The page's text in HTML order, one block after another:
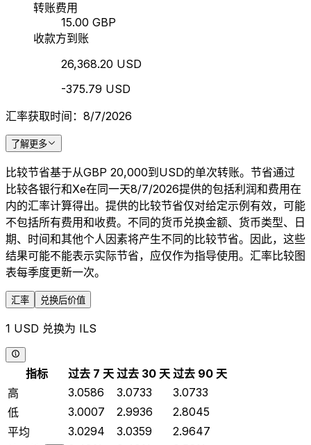
转账费用
15.00 GBP
收款方到账
26,368.20 USD
-375.79 USD
汇率获取时间：8/7/2026
了解更多
比较节省基于从GBP 20,000到USD的单次转账。节省通过
比较各银行和Xe在同一天8/7/2026提供的包括利润和费用在
内的汇率计算得出。提供的比较节省仅对给定示例有效，可能
不包括所有费用和收费。不同的货币兑换金额、货币类型、日
期、时间和其他个人因素将产生不同的比较节省。因此，这些
结果可能不能表示实际节省，应仅作为指导使用。汇率比较图
表每季度更新一次。
汇率 兑换后价值
1 USD 兑换为 ILS
指标 过去 7 天 过去 30 天 过去 90 天
高
3.0586 3.0733
3.0733
低
3.0007 2.9936
2.8045
平均
3.0294 3.0359
2.9647